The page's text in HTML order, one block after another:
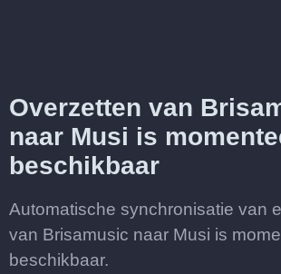
Overzetten van
naar Musi is
beschikbaar
Automatische synchronisatie van
van Brisamusic naar Musi is
beschikbaar.